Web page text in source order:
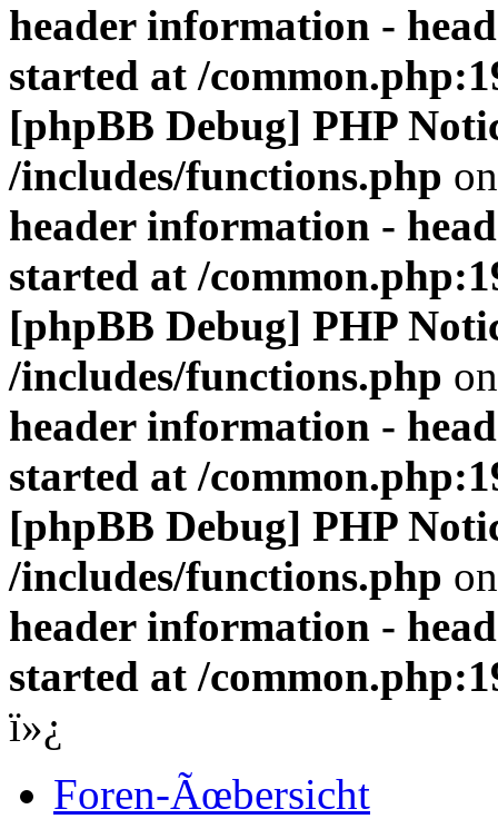
header information -
started at /
[phpBB Debug] PHP
/includes/functions.php
header information -
started at /
[phpBB Debug] PHP
/includes/functions.php
header information -
started at /
[phpBB Debug] PHP
/includes/functions.php
header information -
started at /
ï»¿
Foren-Ãœbersicht